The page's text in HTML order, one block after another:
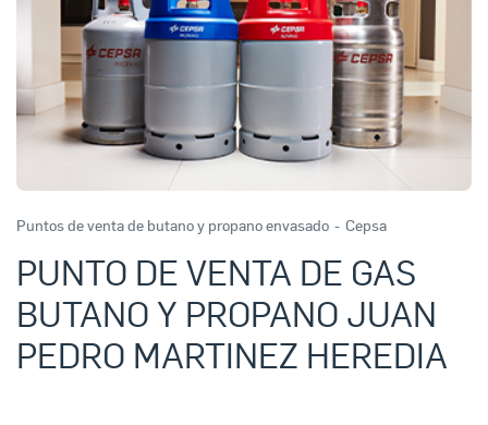
Puntos de venta de butano y propano envasado - Cepsa
PUNTO DE VENTA DE GAS
BUTANO Y PROPANO JUAN
PEDRO MARTINEZ HEREDIA